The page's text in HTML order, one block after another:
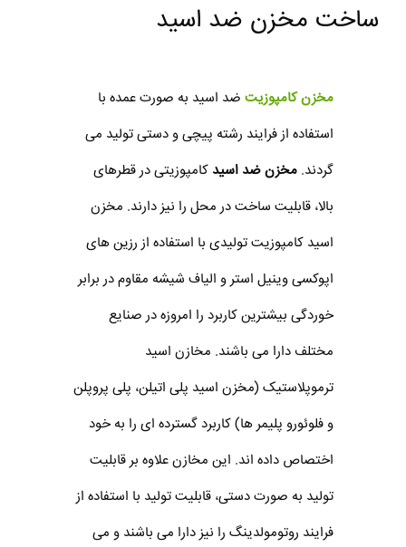
ساخت مخزن ضد اسید
مخزن کامپوزیت ضد اسید به صورت عمده با
استفاده از فرایند رشته پیچی و دستی تولید می
گردند. مخزن ضد اسید کامپوزیتی در قطرهای
بالا، قابلیت ساخت در محل را نیز دارند. مخزن
اسید کامپوزیت تولیدی با استفاده از رزین های
اپوکسی وینیل استر و الیاف شیشه مقاوم در برابر
خوردگی بیشترین کاربرد را امروزه در صنایع
مختلف دارا می باشند. مخازن اسید
ترموپلاستیک (مخزن اسید پلی اتیلن، پلی پروپلن
و فلوئورو پلیمر ها) کاربرد گسترده ای را به خود
اختصاص داده اند. این مخازن علاوه بر قابلیت
تولید به صورت دستی، قابلیت تولید با استفاده از
فرایند روتومولدینگ را نیز دارا می باشند و می